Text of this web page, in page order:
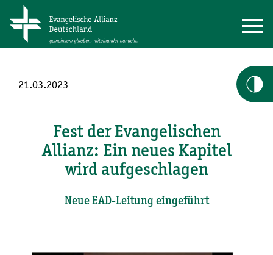
21.03.2023
Fest der Evangelischen
Allianz: Ein neues Kapitel
wird aufgeschlagen
Neue EAD-Leitung eingeführt